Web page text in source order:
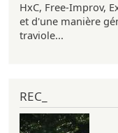
HxC, Free-Improv,
et d'une manière
traviole...
REC_